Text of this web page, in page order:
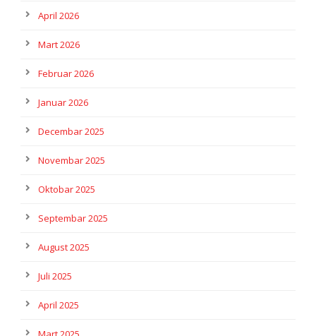
April 2026
Mart 2026
Februar 2026
Januar 2026
Decembar 2025
Novembar 2025
Oktobar 2025
Septembar 2025
August 2025
Juli 2025
April 2025